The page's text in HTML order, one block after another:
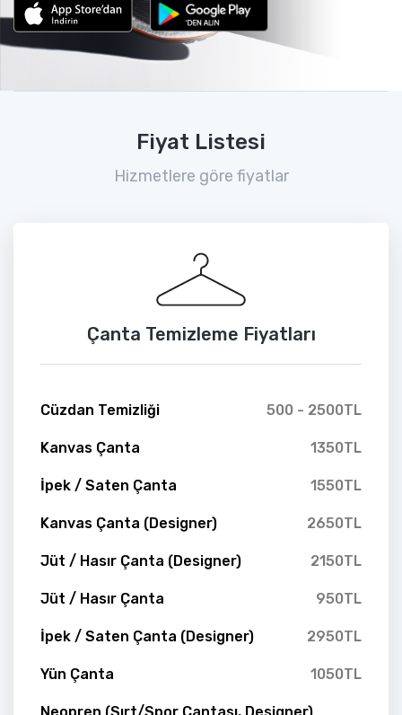
Fiyat Listesi
Hizmetlere göre fiyatlar
Çanta Temizleme Fiyatları
Cüzdan Temizliği 500 - 2500TL
Kanvas Çanta 1350TL
İpek / Saten Çanta 1550TL
Kanvas Çanta (Designer) 2650TL
Jüt / Hasır Çanta (Designer) 2150TL
Jüt / Hasır Çanta 950TL
İpek / Saten Çanta (Designer) 2950TL
Yün Çanta 1050TL